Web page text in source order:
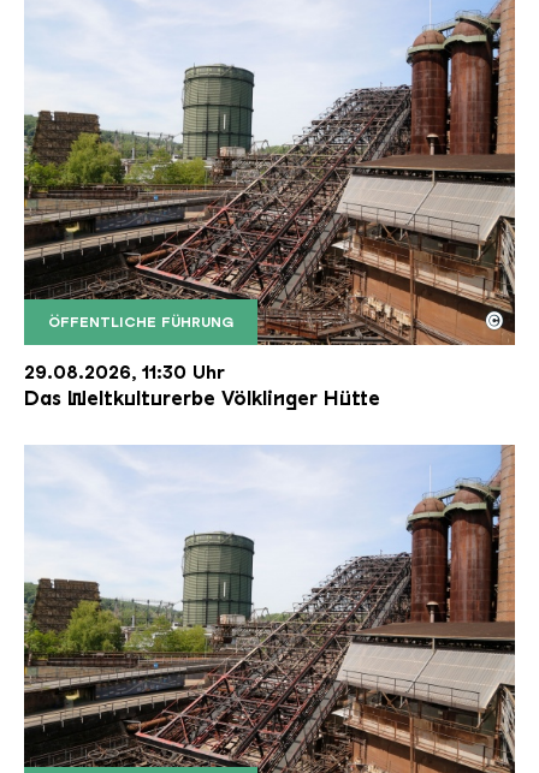
ÖFFENTLICHE FÜHRUNG
Der Erzschrägaufzug der Völklinger Hütte mit
Copyright: Weltkulturerbe Völklinger Hütte | Karl
©
29.08.2026, 11:30 Uhr
Das Weltkulturerbe Völklinger Hütte